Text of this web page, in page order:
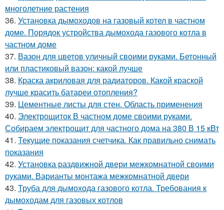
многолетние растения
36. Установка дымоходов на газовый котел в частном
доме. Порядок устройства дымохода газового котла в
частном доме
37. Вазон для цветов уличный своими руками. Бетонный
или пластиковый вазон: какой лучше
38. Краска акриловая для радиаторов. Какой краской
лучше красить батареи отопления?
39. Цементные листы для стен. Область применения
40. Электрощиток В частном доме своими руками.
Собираем электрощит для частного дома на 380 В 15 кВт
41. Текущие показания счетчика. Как правильно снимать
показания
42. Установка раздвижной двери межкомнатной своими
руками. Варианты монтажа межкомнатной двери
43. Труба для дымохода газового котла. Требования к
дымоходам для газовых котлов